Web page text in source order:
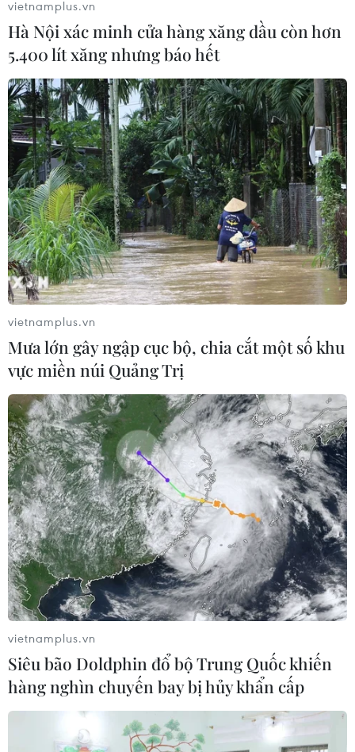
Xung đột Trung Đông làm "nóng" cuộc
đua tự chủ lương thực toàn cầu
13/05/2026 08:55
Nhiều quốc gia Trung Đông đang chuyển dần từ tư duy
phụ thuộc vào nguồn cung toàn cầu sang ưu tiên khả
năng tự chủ và tăng sức chống chịu cho chuỗi cung ứng
nông nghiệp.
vietnamplus.vn
Hà Nội xác minh cửa hàng xăng dầu còn hơn
5.400 lít xăng nhưng báo hết
vietnamplus.vn
Mưa lớn gây ngập cục bộ, chia cắt một số khu
vực miền núi Quảng Trị
vietnamplus.vn
Siêu bão Doldphin đổ bộ Trung Quốc khiến
hàng nghìn chuyến bay bị hủy khẩn cấp